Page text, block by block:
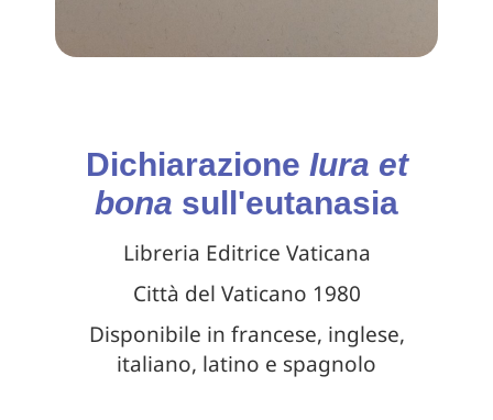
Dichiarazione Iura et
bona sull'eutanasia
Libreria Editrice Vaticana
Città del Vaticano 1980
Disponibile in francese, inglese,
italiano, latino e spagnolo